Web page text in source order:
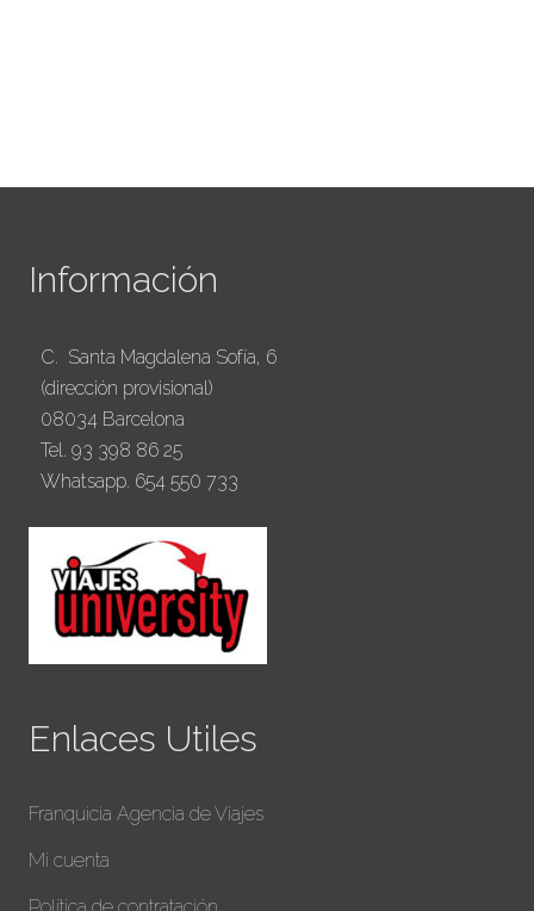
Información
C. Santa Magdalena Sofía, 6
(dirección provisional)
08034 Barcelona
Tel. 93 398 86 25
Whatsapp. 654 550 733
Enlaces Utiles
Franquicia Agencia de Viajes
Mi cuenta
Política de contratación